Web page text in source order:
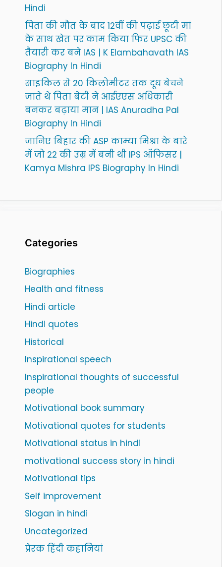
Hindi
पिता की मौत के बाद 12वीं की पढ़ाई छूटी मां
के साथ खेत पर काम किया फिर UPSC की
तैयारी कर बने IAS | K Elambahavath IAS
Biography In Hindi
साइकिल से 20 किलोमीटर तक दूध बेचने
जाते थे पिता बेटी ने आईएएस अधिकारी
बनकर बढ़ाया मान | IAS Anuradha Pal
Biography In Hindi
जानिए बिहार की ASP काम्या मिश्रा के बारे
में जो 22 की उम्र में बनी थी IPS ऑफिसर |
Kamya Mishra IPS Biography In Hindi
Categories
Biographies
Health and fitness
Hindi article
Hindi quotes
Historical
Inspirational speech
Inspirational thoughts of successful
people
Motivational book summary
Motivational quotes for students
Motivational status in hindi
motivational success story in hindi
Motivational tips
Self improvement
Slogan in hindi
Uncategorized
प्रेरक हिंदी कहानियां